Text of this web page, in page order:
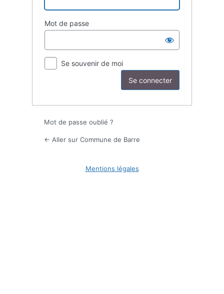
Mot de passe
Se souvenir de moi
Mot de passe oublié ?
← Aller sur Commune de Barre
Mentions légales